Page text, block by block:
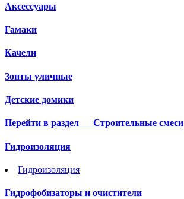
Аксессуары
Гамаки
Качели
Зонты уличные
Детские домики
Перейти в раздел Строительные смеси
Гидроизоляция
Гидроизоляция
Гидрофобизаторы и очистители